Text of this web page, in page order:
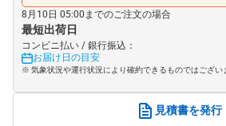
8月10日 05:00までのご注文の場合
最短出荷日
コンビニ払い / 銀行振込：
お届け日の目安
※ 気象状況や運行状況により確約できるものではござい
見積書を発行